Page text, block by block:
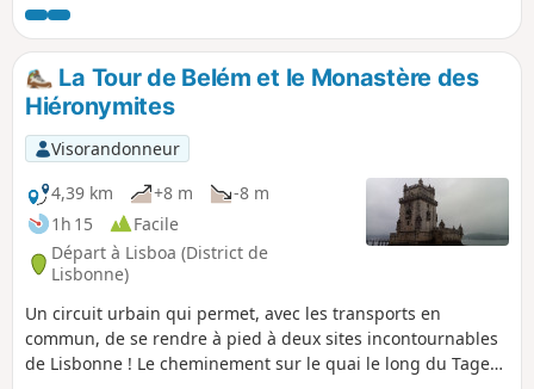
La Tour de Belém et le Monastère des
Hiéronymites
Visorandonneur
4,39 km
+8 m
-8 m
1h 15
Facile
Départ à Lisboa (District de
Lisbonne)
Un circuit urbain qui permet, avec les transports en
commun, de se rendre à pied à deux sites incontournables
de Lisbonne ! Le cheminement sur le quai le long du Tage